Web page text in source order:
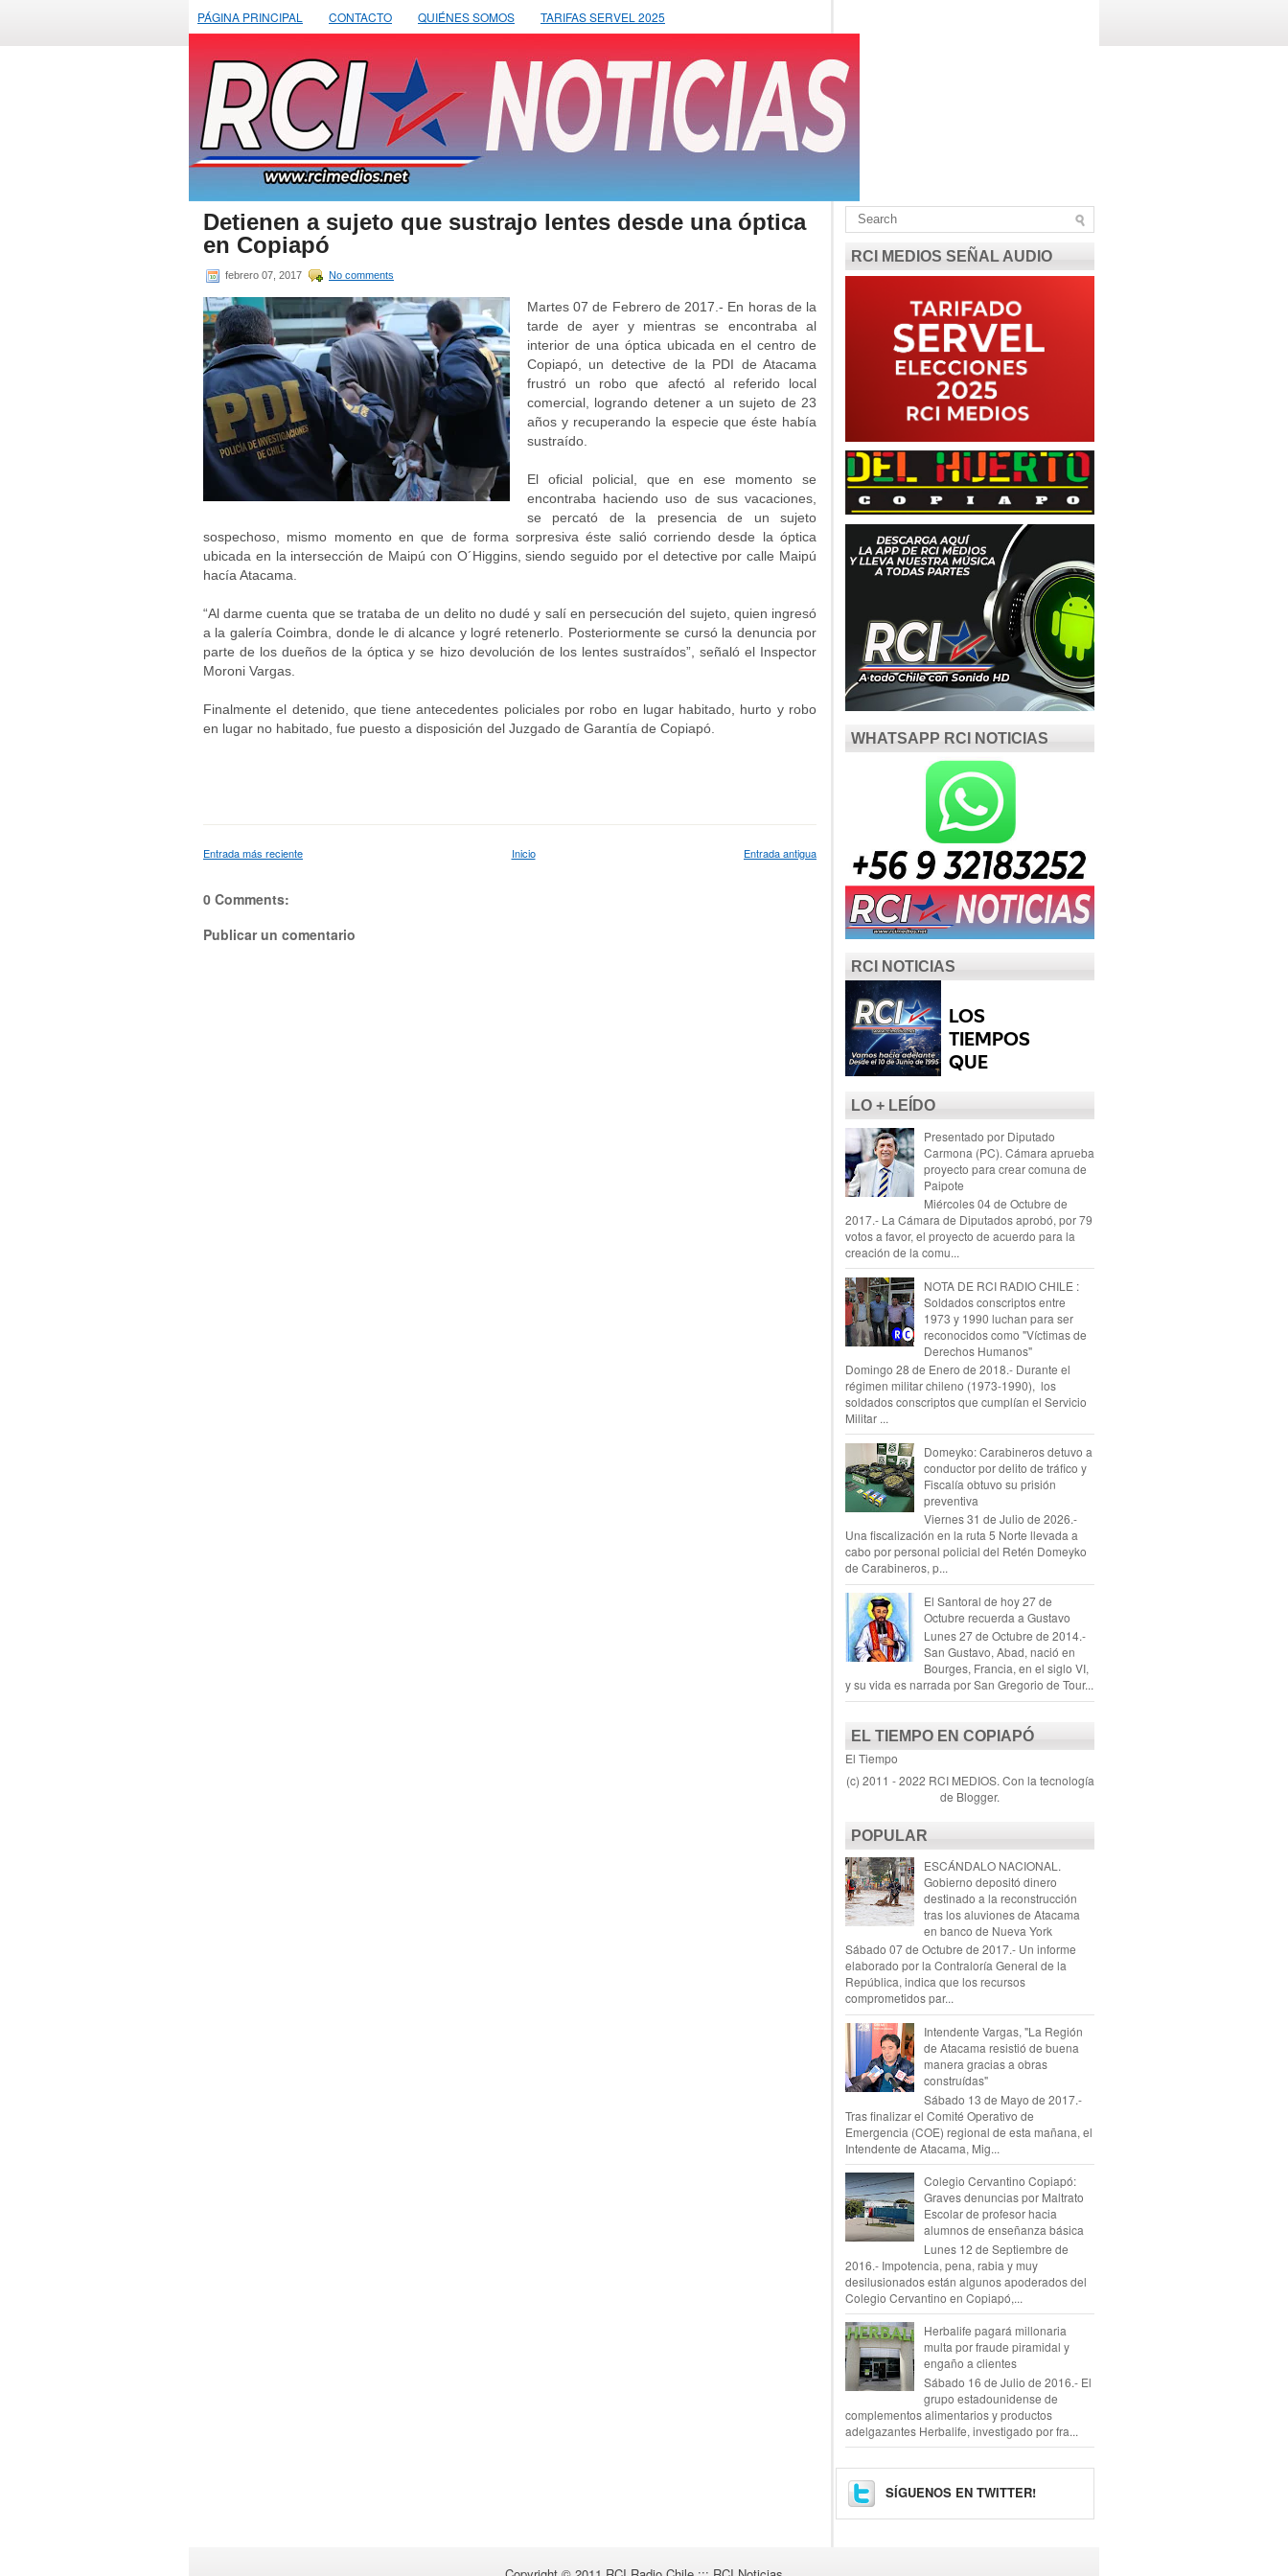
PÁGINA PRINCIPAL CONTACTO QUIÉNES SOMOS TARIFAS SERVEL 2025
Detienen a sujeto que sustrajo lentes desde una óptica
en Copiapó
febrero 07, 2017 No comments
Martes 07 de Febrero de 2017.- En horas de la
tarde de ayer y mientras se encontraba al
interior de una óptica ubicada en el centro de
Copiapó, un detective de la PDI de Atacama
frustró un robo que afectó al referido local
comercial, logrando detener a un sujeto de 23
años y recuperando la especie que éste había
sustraído.
El oficial policial, que en ese momento se
encontraba haciendo uso de sus vacaciones,
se percató de la presencia de un sujeto
sospechoso, mismo momento en que de forma sorpresiva éste salió corriendo desde la óptica
ubicada en la intersección de Maipú con O´Higgins, siendo seguido por el detective por calle Maipú
hacía Atacama.
“Al darme cuenta que se trataba de un delito no dudé y salí en persecución del sujeto, quien ingresó
a la galería Coimbra, donde le di alcance y logré retenerlo. Posteriormente se cursó la denuncia por
parte de los dueños de la óptica y se hizo devolución de los lentes sustraídos”, señaló el Inspector
Moroni Vargas.
Finalmente el detenido, que tiene antecedentes policiales por robo en lugar habitado, hurto y robo
en lugar no habitado, fue puesto a disposición del Juzgado de Garantía de Copiapó.
Entrada más reciente Entrada antigua
Inicio
0 Comments:
Publicar un comentario
RCI MEDIOS SEÑAL AUDIO
WHATSAPP RCI NOTICIAS
RCI NOTICIAS
LO + LEÍDO
Presentado por Diputado
Carmona (PC). Cámara aprueba
proyecto para crear comuna de
Paipote
Miércoles 04 de Octubre de
2017.- La Cámara de Diputados aprobó, por 79
votos a favor, el proyecto de acuerdo para la
creación de la comu...
NOTA DE RCI RADIO CHILE :
Soldados conscriptos entre
1973 y 1990 luchan para ser
reconocidos como "Víctimas de
Derechos Humanos"
Domingo 28 de Enero de 2018.- Durante el
régimen militar chileno (1973-1990), los
soldados conscriptos que cumplían el Servicio
Militar ...
Domeyko: Carabineros detuvo a
conductor por delito de tráfico y
Fiscalía obtuvo su prisión
preventiva
Viernes 31 de Julio de 2026.-
Una fiscalización en la ruta 5 Norte llevada a
cabo por personal policial del Retén Domeyko
de Carabineros, p...
El Santoral de hoy 27 de
Octubre recuerda a Gustavo
Lunes 27 de Octubre de 2014.-
San Gustavo, Abad, nació en
Bourges, Francia, en el siglo VI,
y su vida es narrada por San Gregorio de Tour...
EL TIEMPO EN COPIAPÓ
El Tiempo
(c) 2011 - 2022 RCI MEDIOS. Con la tecnología
de Blogger.
POPULAR
ESCÁNDALO NACIONAL.
Gobierno depositó dinero
destinado a la reconstrucción
tras los aluviones de Atacama
en banco de Nueva York
Sábado 07 de Octubre de 2017.- Un informe
elaborado por la Contraloría General de la
República, indica que los recursos
comprometidos par...
Intendente Vargas, "La Región
de Atacama resistió de buena
manera gracias a obras
construídas"
Sábado 13 de Mayo de 2017.-
Tras finalizar el Comité Operativo de
Emergencia (COE) regional de esta mañana, el
Intendente de Atacama, Mig...
Colegio Cervantino Copiapó:
Graves denuncias por Maltrato
Escolar de profesor hacia
alumnos de enseñanza básica
Lunes 12 de Septiembre de
2016.- Impotencia, pena, rabia y muy
desilusionados están algunos apoderados del
Colegio Cervantino en Copiapó,...
Herbalife pagará millonaria
multa por fraude piramidal y
engaño a clientes
Sábado 16 de Julio de 2016.- El
grupo estadounidense de
complementos alimentarios y productos
adelgazantes Herbalife, investigado por fra...
SÍGUENOS EN TWITTER!